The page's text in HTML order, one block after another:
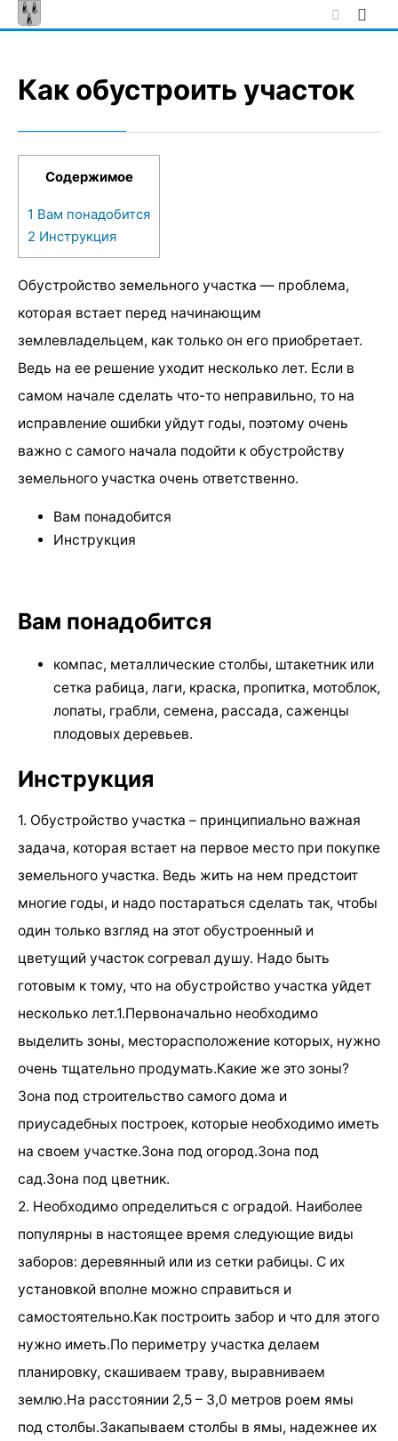
Skip
to
Как обустроить участок
Содержимое
1 Вам понадобится
2 Инструкция
Обустройство земельного участка — проблема,
которая встает перед начинающим
землевладельцем, как только он его приобретает.
Ведь на ее решение уходит несколько лет. Если в
самом начале сделать что-то неправильно, то на
исправление ошибки уйдут годы, поэтому очень
важно с самого начала подойти к обустройству
земельного участка очень ответственно.
Вам понадобится
Инструкция
Вам понадобится
компас, металлические столбы, штакетник или
сетка рабица, лаги, краска, пропитка, мотоблок,
лопаты, грабли, семена, рассада, саженцы
плодовых деревьев.
Инструкция
1. Обустройство участка – принципиально важная
задача, которая встает на первое место при покупке
земельного участка. Ведь жить на нем предстоит
многие годы, и надо постараться сделать так, чтобы
один только взгляд на этот обустроенный и
цветущий участок согревал душу. Надо быть
готовым к тому, что на обустройство участка уйдет
несколько лет.1.Первоначально необходимо
выделить зоны, месторасположение которых, нужно
очень тщательно продумать.Какие же это зоны?
Зона под строительство самого дома и
приусадебных построек, которые необходимо иметь
на своем участке.Зона под огород.Зона под
сад.Зона под цветник.
2. Необходимо определиться с оградой. Наиболее
популярны в настоящее время следующие виды
заборов: деревянный или из сетки рабицы. С их
установкой вполне можно справиться и
самостоятельно.Как построить забор и что для этого
нужно иметь.По периметру участка делаем
планировку, скашиваем траву, выравниваем
землю.На расстоянии 2,5 – 3,0 метров роем ямы
под столбы.Закапываем столбы в ямы, надежнее их